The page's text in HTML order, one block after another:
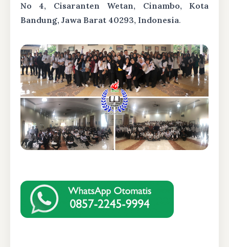
No 4, Cisaranten Wetan, Cinambo, Kota
Bandung, Jawa Barat 40293, Indonesia.